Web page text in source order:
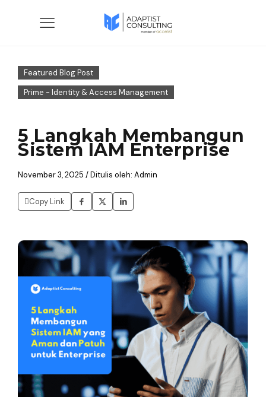
Featured Blog Post
Prime - Identity & Access Management
5 Langkah Membangun
Sistem IAM Enterprise
November 3, 2025 / Ditulis oleh: Admin
Copy Link